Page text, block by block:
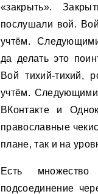
«закрыть».
послушали вой.
учтём.
да делать это
Вой тихий-тихий,
учтём. Следующими
ВКонтакте и
православные
плане, так и на
Есть множество
подсоединение